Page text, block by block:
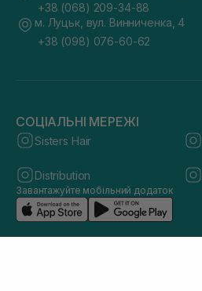
+38 (068) 209-34-88
м. Луцьк, вул. Винниченка, 4
+38 (098) 076-60-62
СОЦІАЛЬНІ МЕРЕЖІ
Sisters Hair
Distribution
Завантажуйте мобільний додаток